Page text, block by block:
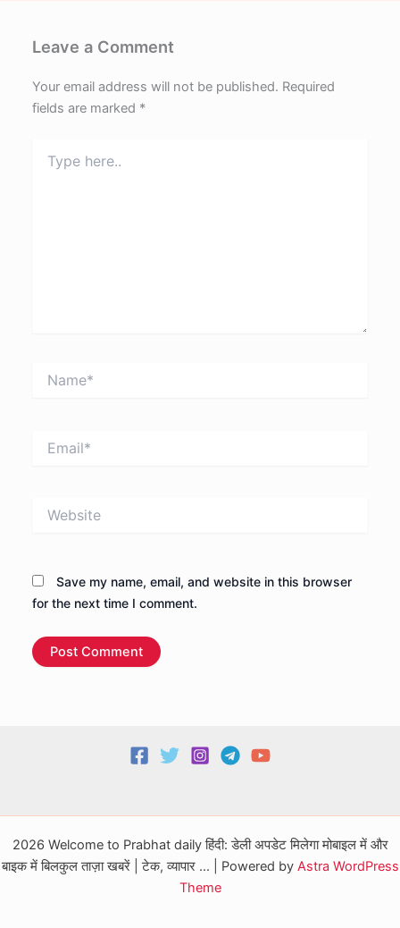
Leave a Comment
Your email address will not be published. Required
fields are marked *
here..
Save my name, email, and website in this browser
for the next time I comment.
2026 Welcome to Prabhat daily हिंदी: डेली अपडेट मिलेगा मोबाइल में और
बाइक में बिलकुल ताज़ा खबरें | टेक, व्यापार ... | Powered by Astra WordPress
Theme